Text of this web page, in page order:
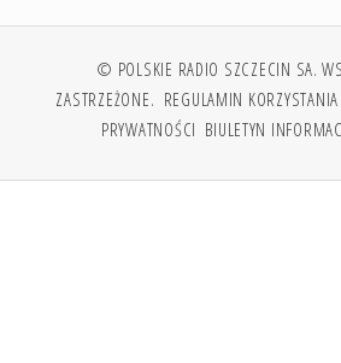
© POLSKIE RADIO SZCZECIN SA.
ZASTRZEŻONE. REGULAMIN
PRYWATNOŚCI BIULETYN